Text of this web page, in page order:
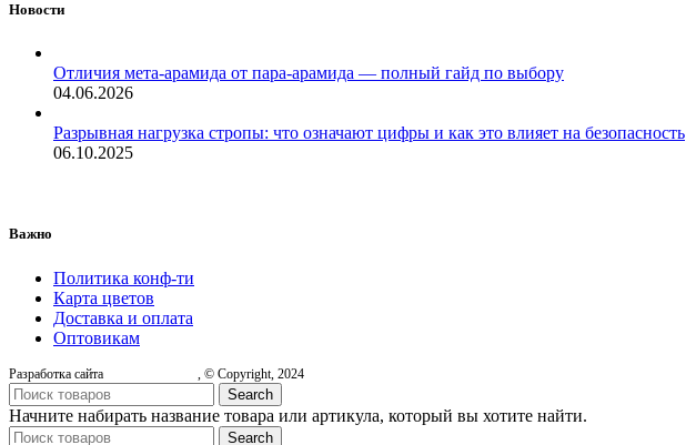
Новости
Отличия мета-арамида от пара-арамида — полный гайд по выбору
04.06.2026
Разрывная нагрузка стропы: что означают цифры и как это влияет на безопасность
06.10.2025
Важно
Политика конф-ти
Карта цветов
Доставка и оплата
Оптовикам
Разработка сайта , © Copyright, 2024
Search
Начните набирать название товара или артикула, который вы хотите найти.
Search